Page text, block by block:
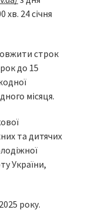
хв. 24 січня
строк
до 15
місяця.
та дитячих
України,
року.